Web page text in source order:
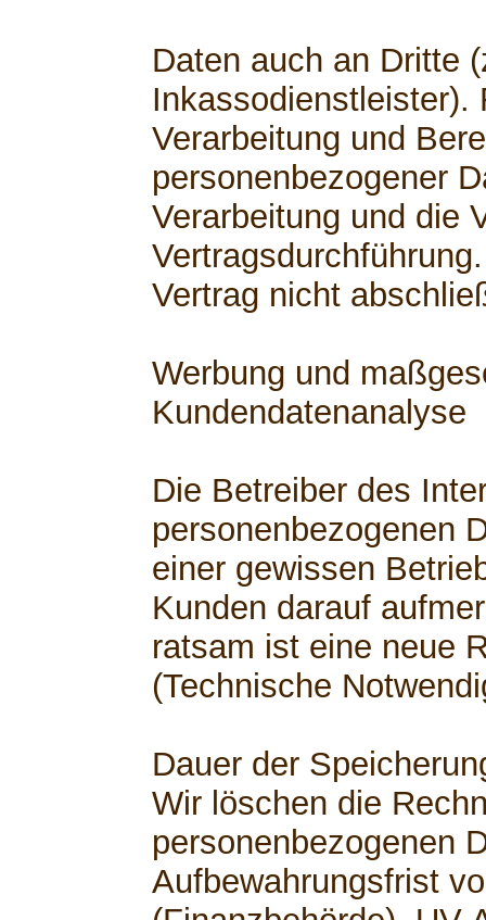
Daten auch an Dritte
Inkassodienstleister).
Verarbeitung und
personenbezogener
Verarbeitung und die
Vertrag nicht
Werbung und
Kundendatenanalyse
Die Betreiber des
personenbezogenen
einer gewissen
Kunden darauf
ratsam ist eine neue
(Technische
Dauer der
Wir löschen die
personenbezogenen
Aufbewahrungsfrist